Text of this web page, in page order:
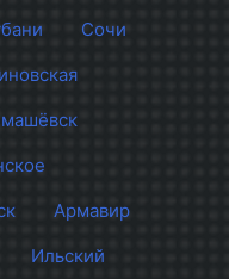
Сочи
Армавир
Ильский